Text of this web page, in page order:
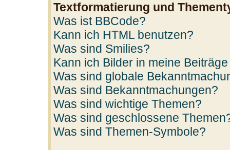
Textformatierung und
Was ist BBCode?
Kann ich HTML benutzen?
Was sind Smilies?
Kann ich Bilder in meine
Was sind globale
Was sind Bekanntmachungen?
Was sind wichtige Themen?
Was sind geschlossene
Was sind Themen-Symbole?